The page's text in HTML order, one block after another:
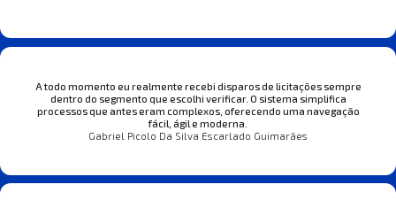
A todo momento eu realmente recebi disparos de licitações sempre
dentro do segmento que escolhi verificar. O sistema simplifica
processos que antes eram complexos, oferecendo uma navegação
fácil, ágil e moderna.
Gabriel Picolo Da Silva Escarlado Guimarães